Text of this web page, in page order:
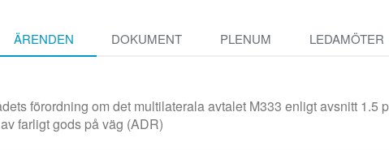
ÄRENDEN DOKUMENT PLENUM LEDAMÖTER
förordning om det multilaterala avtalet M333 enligt avsnitt 1.5
farligt gods på väg (ADR)